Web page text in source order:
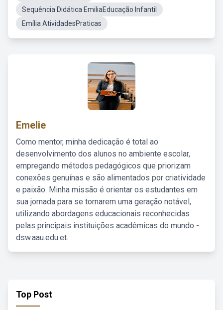
Sequência Didática EmiliaEducação Infantil
Emília AtividadesPraticas
Emelie
Como mentor, minha dedicação é total ao
desenvolvimento dos alunos no ambiente escolar,
empregando métodos pedagógicos que priorizam
conexões genuínas e são alimentados por criatividade
e paixão. Minha missão é orientar os estudantes em
sua jornada para se tornarem uma geração notável,
utilizando abordagens educacionais reconhecidas
pelas principais instituições acadêmicas do mundo -
dsw.aau.edu.et.
Top Post